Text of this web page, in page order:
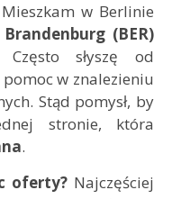
Mieszkam w Berlinie
(BER)
słyszę od
w znalezieniu
Stąd pomysł, by
stronie, która
.
oferty? Najczęściej